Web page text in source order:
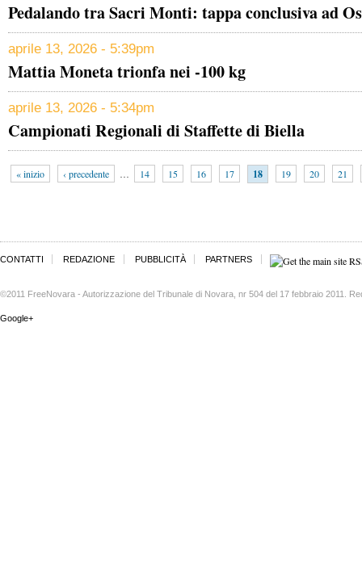
Pedalando tra Sacri Monti: tappa conclusiva ad
aprile 13, 2026 - 5:39pm
Mattia Moneta trionfa nei -100 kg
aprile 13, 2026 - 5:34pm
Campionati Regionali di Staffette di Biella
« inizio ‹ precedente … 14 15 16 17 18 19 20 21
CONTATTI REDAZIONE PUBBLICITÀ PARTNERS
©2011 FreeNovara - Autorizzazione del Tribunale di Novara, nr 504 del 17 febbraio 2011.
Google+